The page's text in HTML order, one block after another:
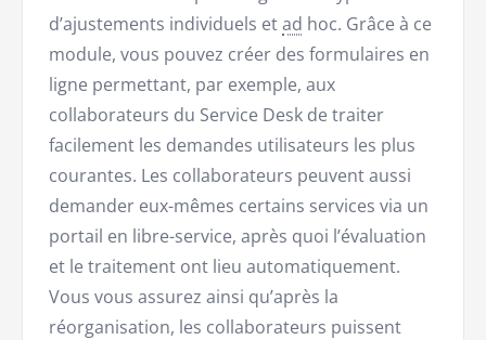
d’ajustements individuels etad hoc. Grâce à ce
module, vous pouvez créer des formulaires en
ligne permettant, par exemple, aux
collaborateurs du Service Desk de traiter
facilement les demandes utilisateurs les plus
courantes. Les collaborateurs peuvent aussi
demander eux-mêmes certains services via un
portail en libre-service, après quoi l’évaluation
et le traitement ont lieu automatiquement.
Vous vous assurez ainsi qu’après la
réorganisation, les collaborateurs puissent